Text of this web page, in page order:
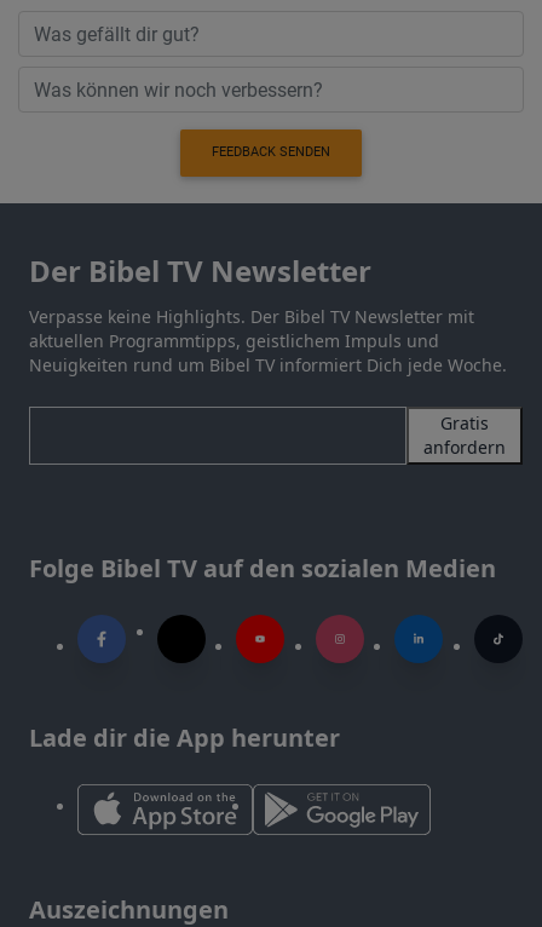
FEEDBACK SENDEN
Der Bibel TV Newsletter
Verpasse keine Highlights. Der Bibel TV Newsletter mit
aktuellen Programmtipps, geistlichem Impuls und
Neuigkeiten rund um Bibel TV informiert Dich jede Woche.
Gratis
anfordern
Folge Bibel TV auf den sozialen Medien
Lade dir die App herunter
Auszeichnungen